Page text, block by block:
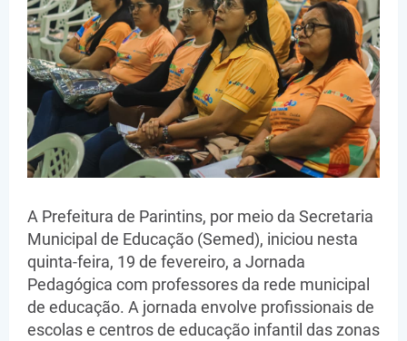
A Prefeitura de Parintins, por meio da Secretaria
Municipal de Educação (Semed), iniciou nesta
quinta-feira, 19 de fevereiro, a Jornada
Pedagógica com professores da rede municipal
de educação. A jornada envolve profissionais de
escolas e centros de educação infantil das zonas